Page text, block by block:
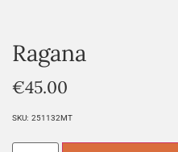
Ragana
€45.00
SKU: 251132MT